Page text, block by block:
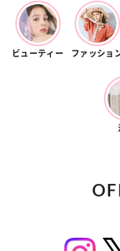
ビューティー ファッショ